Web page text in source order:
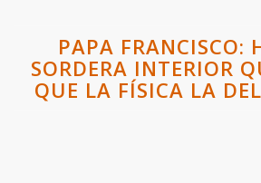
PAPA FRANCISCO:
SORDERA INTERIOR
QUE LA FÍSICA LA